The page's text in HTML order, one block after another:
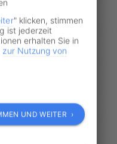
Xiamen
Kilometer lange
sicher unterwegs
ist eine Art
zu
es in Berlin mit
(TVO)“. Dabei
für Radfahrer
" klicken, stimmen
ist jederzeit
erhalten Sie in
zur Nutzung von
UND WEITER ›